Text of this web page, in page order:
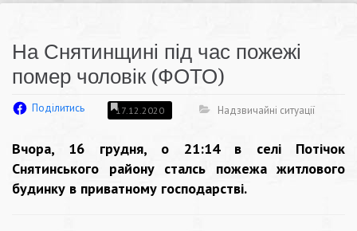
На Снятинщині під час пожежі
помер чоловік (ФОТО)
Поділитись 17.12.2020 Надзвичайні ситуації
Вчора, 16 грудня, о 21:14 в селі Потічок
Снятинського району сталсь пожежа житлового
будинку в приватному господарстві.